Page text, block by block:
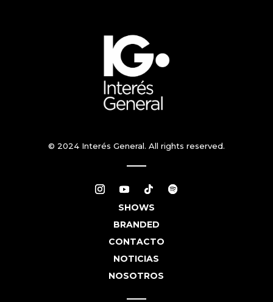
© 2024 Interés General. All rights reserved.
SHOWS
BRANDED
CONTACTO
NOTICIAS
NOSOTROS